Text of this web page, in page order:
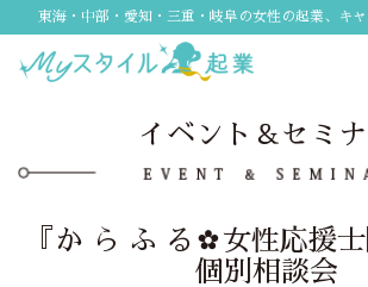
東海・中部・愛知・三重・岐阜の女性の起業、キ
イベント＆セミ
『か ら ふ る✿女性応援
個別相談会